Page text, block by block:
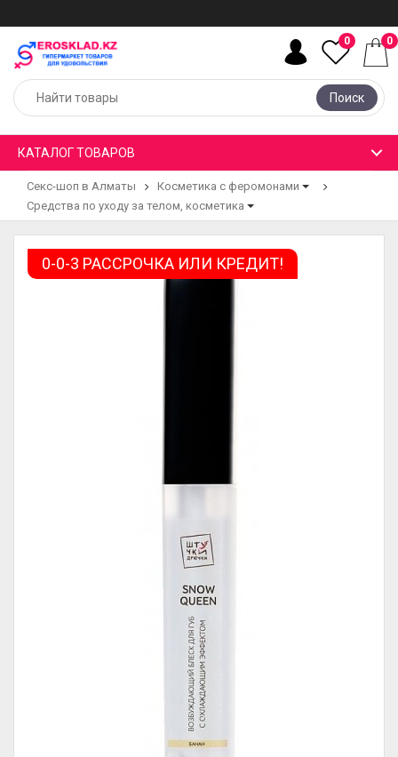
Поиск
0 0
КАТАЛОГ ТОВАРОВ
Секс-шоп в Алматы
Косметика с феромонами
Средства по уходу за телом, косметика
0-0-3 РАССРОЧКА ИЛИ КРЕДИТ!